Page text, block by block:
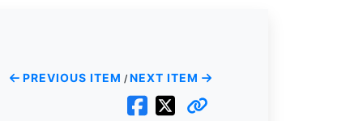
PREVIOUS ITEM / NEXT ITEM